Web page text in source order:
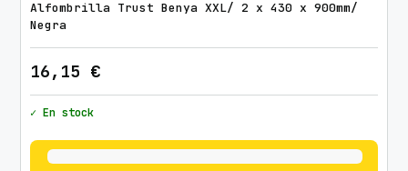
Alfombrilla Trust Benya XXL/ 2 x 430 x 900mm/
Negra
16,15 €
✓ En stock